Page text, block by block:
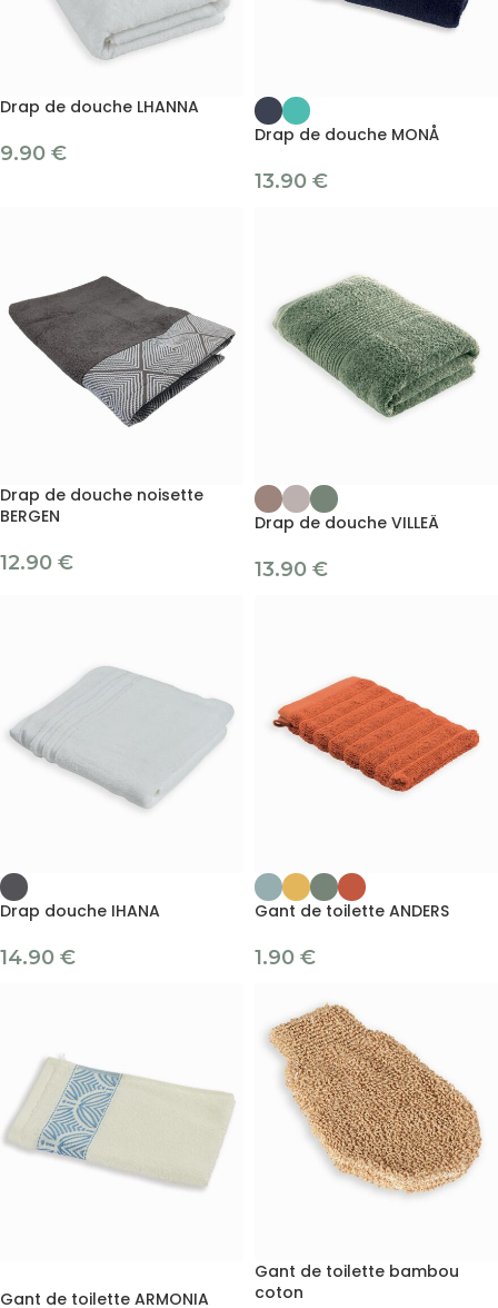
Drap de douche LHANNA
9.90 €
Drap de douche MONÅ
13.90 €
Drap de douche noisette
BERGEN
12.90 €
Drap de douche VILLEÄ
13.90 €
Drap douche IHANA
14.90 €
Gant de toilette ANDERS
1.90 €
Gant de toilette ARMONIA
Gant de toilette bambou
coton